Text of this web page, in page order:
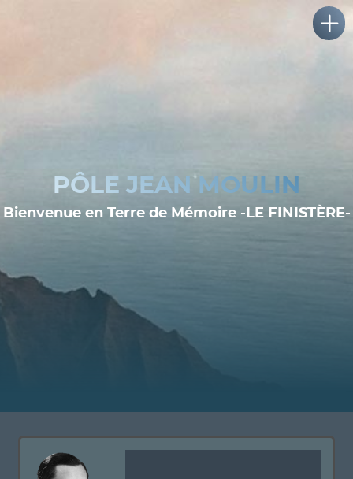
PÔLE JEAN MOULIN
Bienvenue en Terre de Mémoire -LE FINISTÈRE-